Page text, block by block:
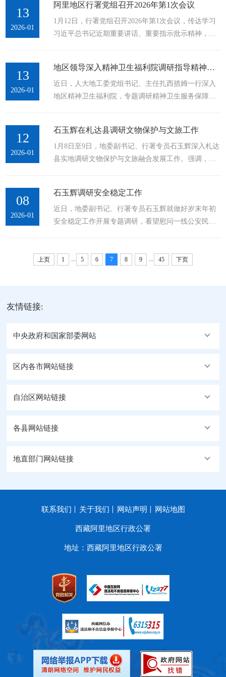
落实习近平总书记关于西藏工作的重要指示和新时代
党的治藏方略，以打攻坚战、持久战的决心和恒心，
锲而不舍落实中央八项规定精神，推进作风建设常态
质量发展，...
13
2026-01
阿里地区行署党组召开2026年第1次会议
1月12日，行署党组召开2026年第1次会议，传达学习
习近平总书记近期重要讲话、重要指示批示精神，传
专员、行署党组书记石玉辉主持会议。党组副书记邢
晟、陈刚，党组成员刘维新、罗宏鹏、陈代均、普布
扎西、尼玛次仁参加会议。1月12日，行署党组召开
话，...
13
2026-01
地区领导深入精神卫生福利院调研指导精神卫生服务工作
近日，人大地工委党组书记、主任扎西措姆一行深入
地区精神卫生福利院，专题调研精神卫生服务保障工
护士长普布卓玛，以及陕西省援藏医疗队精神心理组
队员尹俊博、孙宏杰等陪同调研并作工作汇报。调研
组一行实地走访调研了福利院医务室、病房、康复区
12
2026-01
石玉辉在札达县调研文物保护与文旅工作
1月8日至9日，地委副书记、行署专员石玉辉深入札达
县实地调研文物保护与文旅融合发展工作。强调，要
用、文化传承与创新发展的关系，高标准推进文物保
护传承、高水平推动文旅深度融合，不断激发经济社
会高质量发展新动能。1月8日至9日，地委副书记、行
地，...
08
2026-01
石玉辉调研安全稳定工作
近日，地委副书记、行署专员石玉辉就做好岁末年初
安全稳定工作开展专题调研，看望慰问一线公安民
委部署要求，坚持人民至上、生命至上，以“时时放心
上页 1 5 6 7 8 9 45 下页
友情链接:
中央政府和国家部委网站
区内各市网站链接
自治区网站链接
各县网站链接
地直部门网站链接
联系我们 关于我们 网站声明 网站地图
西藏阿里地区行政公署
地址：西藏阿里地区行政公署